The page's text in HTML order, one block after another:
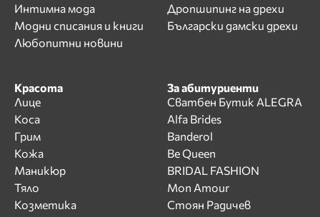
Интимна мода
Модни списания и книги
Любопитни новини
Дропшипинг на дрехи
Български дамски дрехи
Красота
Лице
Коса
Грим
Кожа
Маникюр
Тяло
Козметика
За абитуриенти
Сватбен Бутик ALEGRA
Alfa Brides
Banderol
Be Queen
BRIDAL FASHION
Mon Amour
Стоян Радичев